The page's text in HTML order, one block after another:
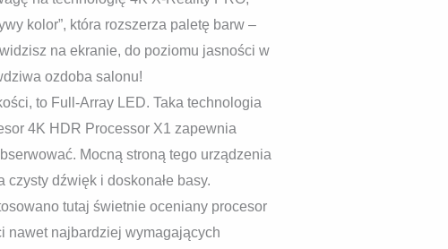
kolor”, która rozszerza paletę barw –
na ekranie, do poziomu jasności w
ozdoba salonu!
to Full-Array LED. Taka technologia
4K HDR Processor X1 zapewnia
Mocną stroną tego urządzenia
dźwięk i doskonałe basy.
tutaj świetnie oceniany procesor
nawet najbardziej wymagających